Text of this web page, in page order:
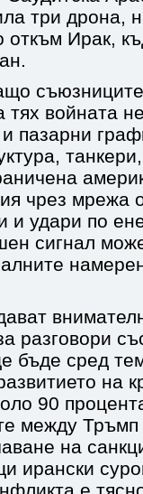
три дрона,
Ирак,
войната
пазарни
чрез мрежа
и удари по
сигнал
разговори
бъде сред
на
90
между
на
ирански